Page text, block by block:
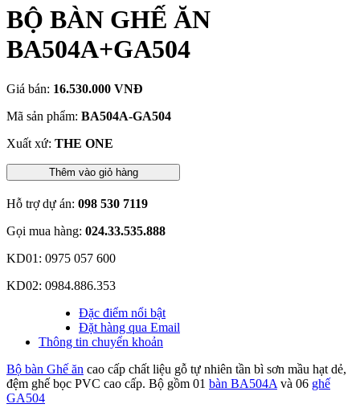
BỘ BÀN GHẾ ĂN
BA504A+GA504
Giá bán: 16.530.000 VNĐ
Mã sản phẩm: BA504A-GA504
Xuất xứ: THE ONE
Thêm vào giỏ hàng
Hỗ trợ dự án: 098 530 7119
Gọi mua hàng: 024.33.535.888
KD01: 0975 057 600
KD02: 0984.886.353
Đặc điểm nổi bật
Đặt hàng qua Email
Thông tin chuyển khoản
Bộ bàn Ghế ăn cao cấp chất liệu gỗ tự nhiên tần bì sơn mầu hạt dẻ,
đệm ghế bọc PVC cao cấp. Bộ gồm 01 bàn BA504A và 06 ghế
GA504